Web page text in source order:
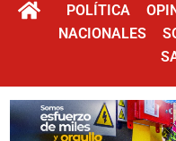
POLÍTICA
NACIONALES